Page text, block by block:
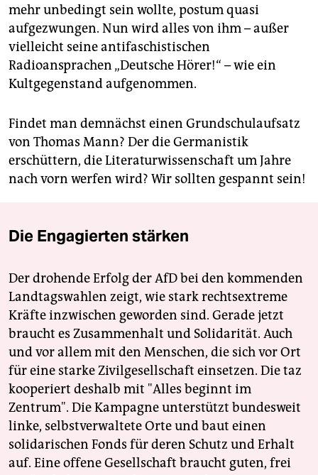
mehr unbedingt sein wollte, postum quasi
aufgezwungen. Nun wird alles von ihm – außer
vielleicht seine antifaschistischen
Radioansprachen „Deutsche Hörer!“ – wie ein
Kultgegenstand aufgenommen.
Findet man demnächst einen Grundschulaufsatz
von Thomas Mann? Der die Germanistik
erschüttern, die Literaturwissenschaft um Jahre
nach vorn werfen wird? Wir sollten gespannt sein!
Die Engagierten stärken
Der drohende Erfolg der AfD bei den kommenden
Landtagswahlen zeigt, wie stark rechtsextreme
Kräfte inzwischen geworden sind. Gerade jetzt
braucht es Zusammenhalt und Solidarität. Auch
und vor allem mit den Menschen, die sich vor Ort
für eine starke Zivilgesellschaft einsetzen. Die taz
kooperiert deshalb mit "Alles beginnt im
Zentrum". Die Kampagne unterstützt bundesweit
linke, selbstverwaltete Orte und baut einen
solidarischen Fonds für deren Schutz und Erhalt
auf. Eine offene Gesellschaft braucht guten, frei